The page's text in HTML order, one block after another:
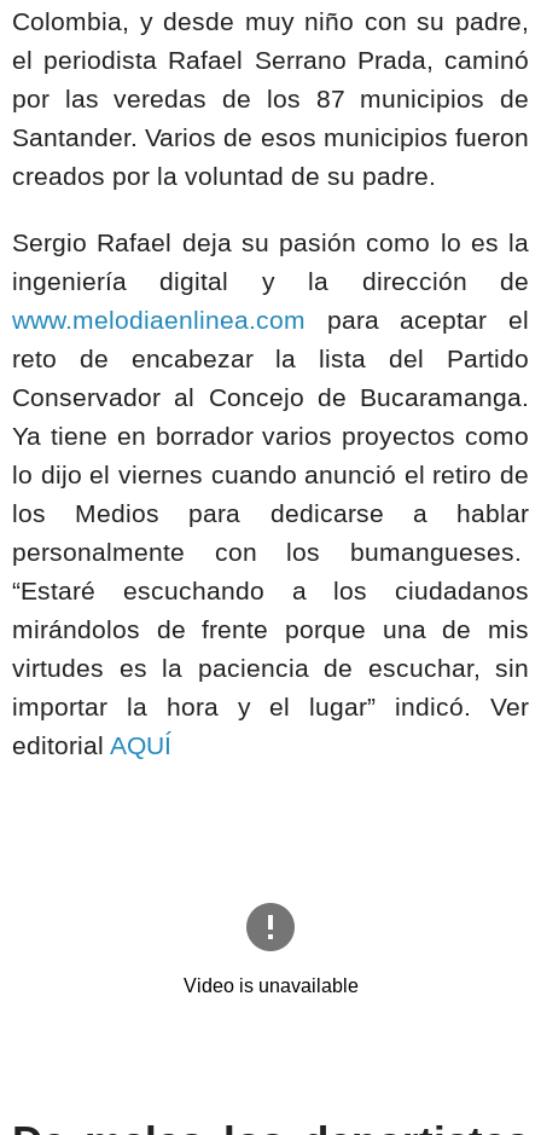
Colombia, y desde muy niño con su padre,
el periodista Rafael Serrano Prada, caminó
por las veredas de los 87 municipios de
Santander. Varios de esos municipios fueron
creados por la voluntad de su padre.
Sergio Rafael deja su pasión como lo es la
ingeniería digital y la dirección de
www.melodiaenlinea.com para aceptar el
reto de encabezar la lista del Partido
Conservador al Concejo de Bucaramanga.
Ya tiene en borrador varios proyectos como
lo dijo el viernes cuando anunció el retiro de
los Medios para dedicarse a hablar
personalmente con los bumangueses.
“Estaré escuchando a los ciudadanos
mirándolos de frente porque una de mis
virtudes es la paciencia de escuchar, sin
importar la hora y el lugar” indicó. Ver
editorial AQUÍ